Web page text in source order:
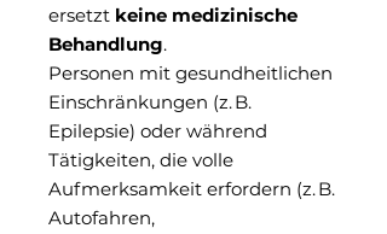
ersetzt keine medizinische
Behandlung.
Personen mit gesundheitlichen
Einschränkungen (z. B.
Epilepsie) oder während
Tätigkeiten, die volle
Aufmerksamkeit erfordern (z. B.
Autofahren,